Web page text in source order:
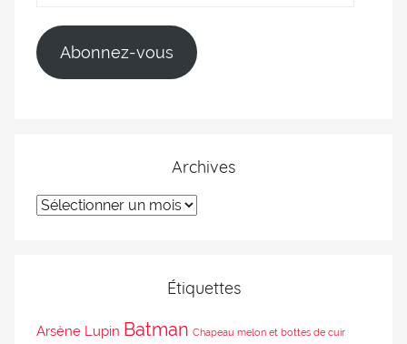
Abonnez-vous
Archives
Étiquettes
Arsène Lupin Batman Chapeau melon et bottes de cuir